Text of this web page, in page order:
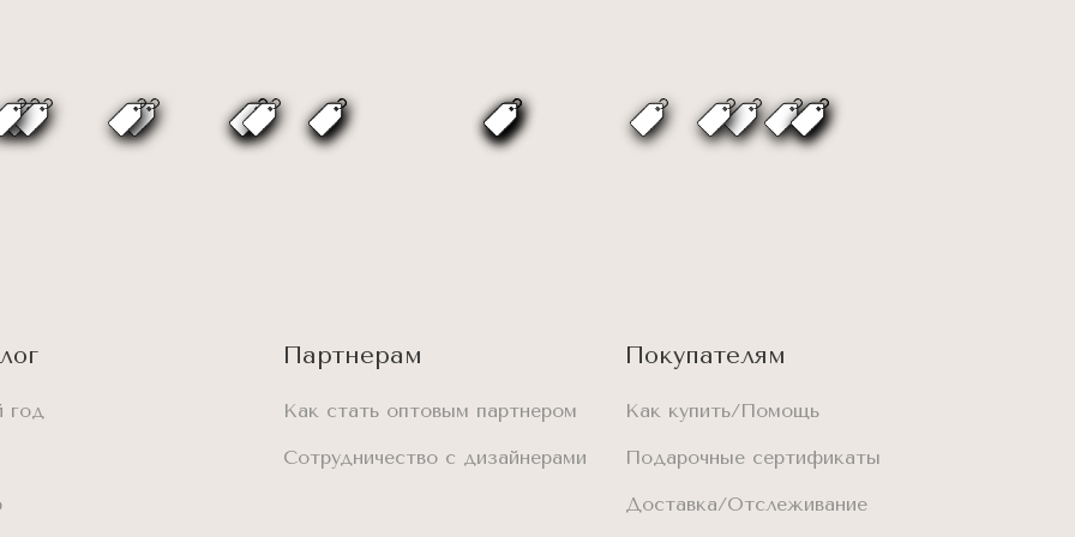
год
Партнерам
Как стать оптовым партнером
Сотрудничество с дизайнерами
Покупателям
Как купить/Помощь
Подарочные сертификаты
Доставка/Отслеживание